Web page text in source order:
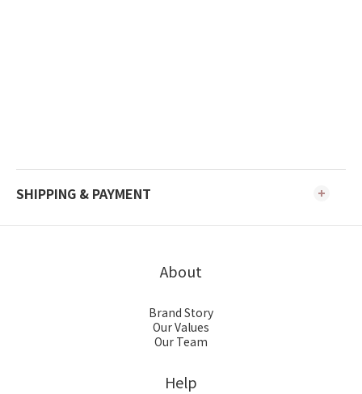
SHIPPING & PAYMENT
About
Brand Story
Our Values
Our Team
Help